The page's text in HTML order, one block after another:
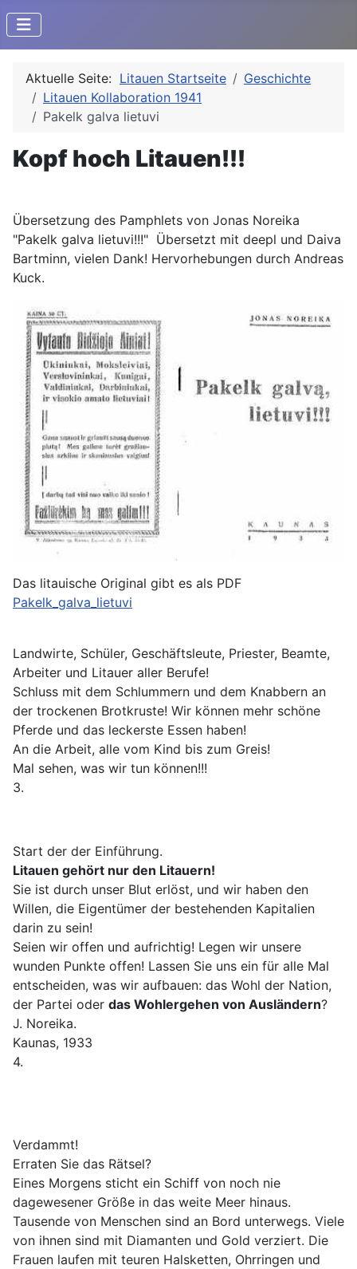
Aktuelle Seite: Litauen Startseite
Geschichte
Litauen Kollaboration 1941
Pakelk galva lietuvi
Kopf hoch Litauen!!!
Übersetzung des Pamphlets von Jonas Noreika
"Pakelk galva lietuvi!!!" Übersetzt mit deepl und Daiva
Bartminn, vielen Dank! Hervorhebungen durch Andreas
Kuck.
Das litauische Original gibt es als PDF
Pakelk_galva_lietuvi
Landwirte, Schüler, Geschäftsleute, Priester, Beamte,
Arbeiter und Litauer aller Berufe!
Schluss mit dem Schlummern und dem Knabbern an
der trockenen Brotkruste! Wir können mehr schöne
Pferde und das leckerste Essen haben!
An die Arbeit, alle vom Kind bis zum Greis!
Mal sehen, was wir tun können!!!
3.
Start der der Einführung.
Litauen gehört nur den Litauern!
Sie ist durch unser Blut erlöst, und wir haben den
Willen, die Eigentümer der bestehenden Kapitalien
darin zu sein!
Seien wir offen und aufrichtig! Legen wir unsere
wunden Punkte offen! Lassen Sie uns ein für alle Mal
entscheiden, was wir aufbauen: das Wohl der Nation,
der Partei oder das Wohlergehen von Ausländern?
J. Noreika.
Kaunas, 1933
4.
Verdammt!
Erraten Sie das Rätsel?
Eines Morgens sticht ein Schiff von noch nie
dagewesener Größe in das weite Meer hinaus.
Tausende von Menschen sind an Bord unterwegs. Viele
von ihnen sind mit Diamanten und Gold verziert. Die
Frauen laufen mit teuren Halsketten, Ohrringen und